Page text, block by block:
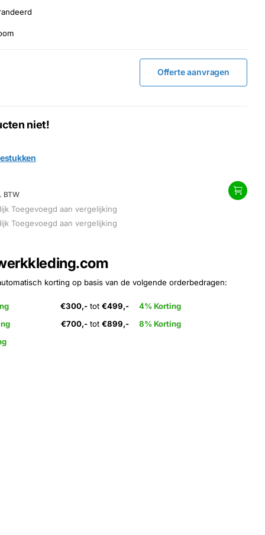
Offerte aanvragen
niet!
BTW
Toegevoegd aan vergelijking
Toegevoegd aan vergelijking
korting op basis van de volgende orderbedragen:
€300,-tot €499,-
4% Korting
€700,-tot €899,-
8% Korting